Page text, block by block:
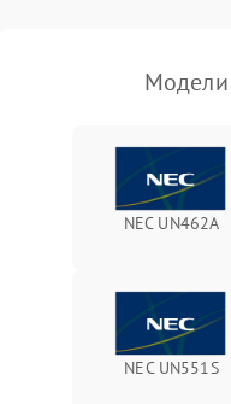
Модели
NEC UN462A
NEC UN551S